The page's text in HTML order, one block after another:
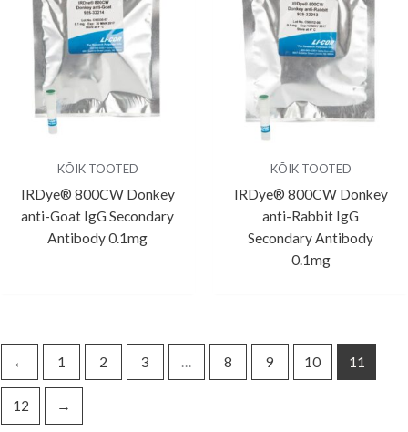
KÕIK TOOTED
IRDye® 800CW Donkey
anti-Goat IgG Secondary
Antibody 0.1mg
KÕIK TOOTED
IRDye® 800CW Donkey
anti-Rabbit IgG
Secondary Antibody
0.1mg
← 1 2 3 … 8 9 10 11
12 →